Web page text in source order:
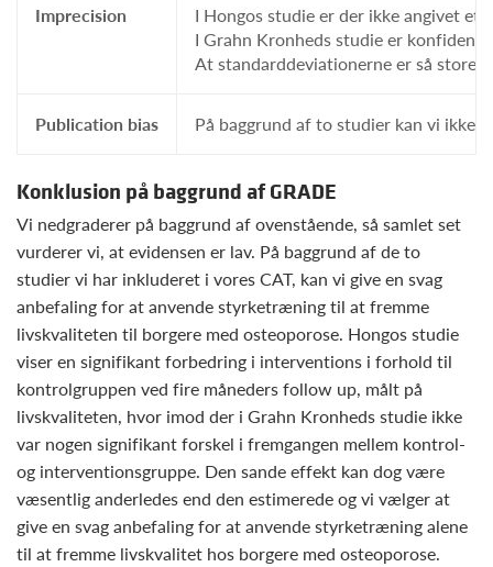
Imprecision
I Hongos studie er der ikke angivet et
I Grahn Kronheds studie er
At standarddeviationerne er så store
Publication bias På baggrund af to studier kan vi ikke
Konklusion på baggrund af GRADE
Vi nedgraderer på baggrund af ovenstående, så samlet set
vurderer vi, at evidensen er lav. På baggrund af de to
studier vi har inkluderet i vores CAT, kan vi give en svag
anbefaling for at anvende styrketræning til at fremme
livskvaliteten til borgere med osteoporose. Hongos studie
viser en signifikant forbedring i interventions i forhold til
kontrolgruppen ved fire måneders follow up, målt på
livskvaliteten, hvor imod der i Grahn Kronheds studie ikke
var nogen signifikant forskel i fremgangen mellem kontrol-
og interventionsgruppe. Den sande effekt kan dog være
væsentlig anderledes end den estimerede og vi vælger at
give en svag anbefaling for at anvende styrketræning alene
til at fremme livskvalitet hos borgere med osteoporose.